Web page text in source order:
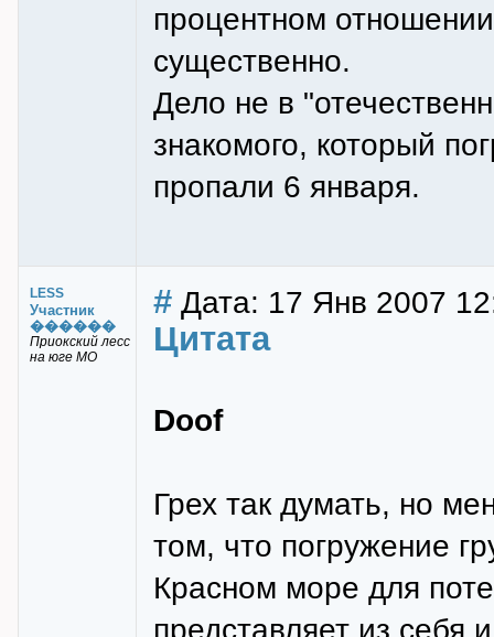
процентном
существенно.
Дело не в
знакомого, который
пропали 6 января.
LESS
Участник
������
Приокский лесс
на юге МО
# Дата: 17 Янв 2007
Цитата
Doof
Грех так думать, но
том, что погружение
Красном море для
представляет из себя